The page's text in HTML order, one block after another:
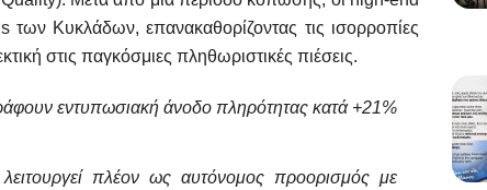
των Κυκλάδων, επανακαθορίζοντας τις ισορροπίες
στις παγκόσμιες πληθωριστικές πιέσεις.
εντυπωσιακή άνοδο πληρότητας κατά +21%
πλέον ως αυτόνομος προορισμός με